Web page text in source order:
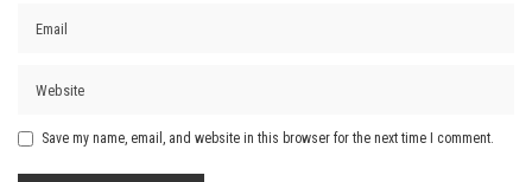
Save my name, email, and website in this browser for the next time I comment.